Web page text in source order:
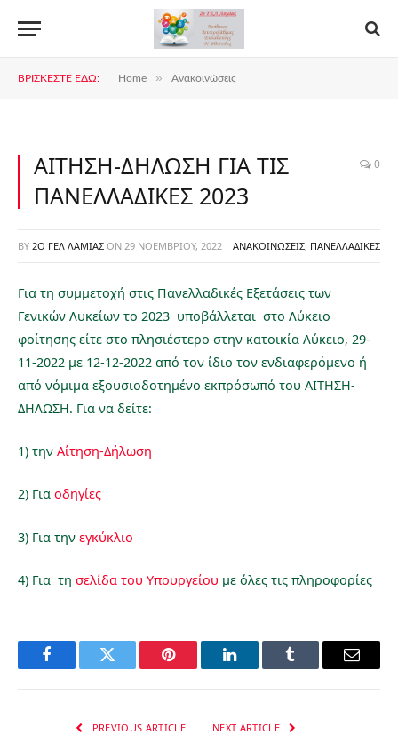
ΒΡΊΣΚΕΣΤΕ ΕΔΏ: Home » Ανακοινώσεις
ΑΙΤΗΣΗ-ΔΗΛΩΣΗ ΓΙΑ ΤΙΣ
ΠΑΝΕΛΛΑΔΙΚΕΣ 2023
0
BY 2Ο ΓΕΛ ΛΑΜΊΑΣ ON 29 ΝΟΕΜΒΡΊΟΥ, 2022 ΑΝΑΚΟΙΝΏΣΕΙΣ, ΠΑΝΕΛΛΑΔΙΚΈΣ
Για τη συμμετοχή στις Πανελλαδικές Εξετάσεις των
Γενικών Λυκείων το 2023 υποβάλλεται στο Λύκειο
φοίτησης είτε στο πλησιέστερο στην κατοικία Λύκειο, 29-
11-2022 με 12-12-2022 από τον ίδιο τον ενδιαφερόμενο ή
από νόμιμα εξουσιοδοτημένο εκπρόσωπό του ΑΙΤΗΣΗ-
ΔΗΛΩΣΗ. Για να δείτε:
1) την Αίτηση-Δήλωση
2) Για οδηγίες
3) Για την εγκύκλιο
4) Για τη σελίδα του Υπουργείου με όλες τις πληροφορίες
FacebookTwitter Pinterest LinkedInTumblr Email
PREVIOUS ARTICLE NEXT ARTICLE